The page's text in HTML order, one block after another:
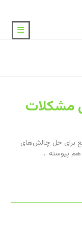
مشکلات
برای حل چالش‌های
پیوسته ...